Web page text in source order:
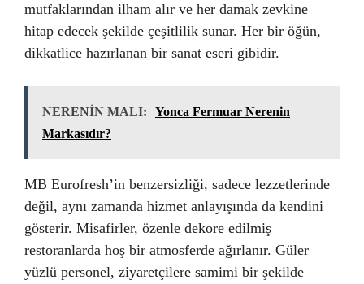
mutfaklarından ilham alır ve her damak zevkine
hitap edecek şekilde çeşitlilik sunar. Her bir öğün,
dikkatlice hazırlanan bir sanat eseri gibidir.
NERENİN MALI:
Yonca Fermuar Nerenin
Markasıdır?
MB Eurofresh’in benzersizliği, sadece lezzetlerinde
değil, aynı zamanda hizmet anlayışında da kendini
gösterir. Misafirler, özenle dekore edilmiş
restoranlarda hoş bir atmosferde ağırlanır. Güler
yüzlü personel, ziyaretçilere samimi bir şekilde